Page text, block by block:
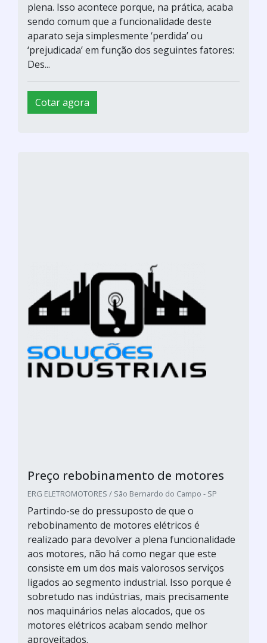
plena. Isso acontece porque, na prática, acaba
sendo comum que a funcionalidade deste
aparato seja simplesmente ‘perdida’ ou
‘prejudicada’ em função dos seguintes fatores:
Des...
Cotar agora
Preço rebobinamento de motores
ERG ELETROMOTORES / São Bernardo do Campo - SP
Partindo-se do pressuposto de que o
rebobinamento de motores elétricos é
realizado para devolver a plena funcionalidade
aos motores, não há como negar que este
consiste em um dos mais valorosos serviços
ligados ao segmento industrial. Isso porque é
sobretudo nas indústrias, mais precisamente
nos maquinários nelas alocados, que os
motores elétricos acabam sendo melhor
aproveitados.